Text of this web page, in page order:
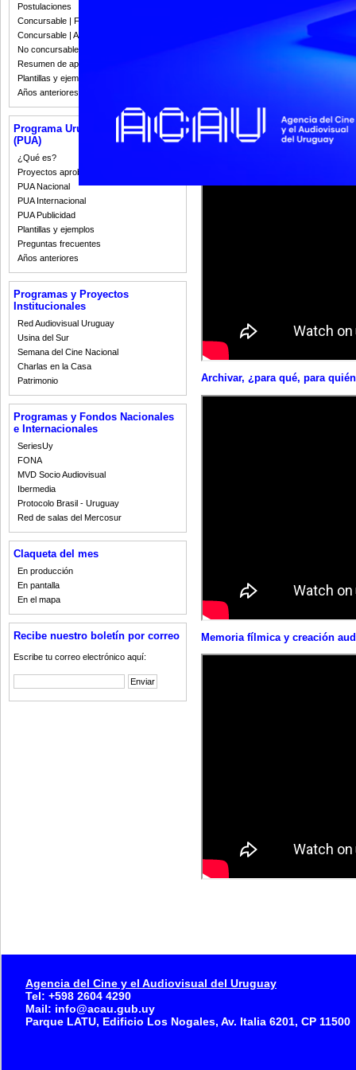
Postulaciones
Concursable | Fallos 2023
Concursable | Actas y Resoluciones
No concursable | Actas y Resoluciones
Resumen de apoyos 2008-2022
Plantillas y ejemplos
Años anteriores
Programa Uruguay Audiovisual
(PUA)
¿Qué es?
Proyectos aprobados
PUA Nacional
PUA Internacional
PUA Publicidad
Plantillas y ejemplos
Preguntas frecuentes
Años anteriores
Programas y Proyectos
Institucionales
Red Audiovisual Uruguay
Usina del Sur
Semana del Cine Nacional
Charlas en la Casa
Patrimonio
Programas y Fondos Nacionales
e Internacionales
SeriesUy
FONA
MVD Socio Audiovisual
Ibermedia
Protocolo Brasil - Uruguay
Red de salas del Mercosur
Claqueta del mes
En producción
En pantalla
En el mapa
Recibe nuestro boletín por correo
Escribe tu correo electrónico aquí:
experiencias en torno al
diferentes puntos de vista
y la memoria fílmica como
El encuentro, de entrada libre,
convocando a representantes y
Patrimonio Audiovisual y
Archivar, ¿para qué, para
Memoria fílmica y creación
Agencia del Cine y el Audiovisual del Uruguay
Tel: +598 2604 4290
Mail: info@acau.gub.uy
Parque LATU, Edificio Los Nogales, Av. Italia 6201, CP 11500